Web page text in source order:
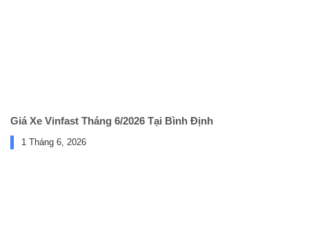
Giá Xe Vinfast Tháng 6/2026 Tại Bình Định
1 Tháng 6, 2026